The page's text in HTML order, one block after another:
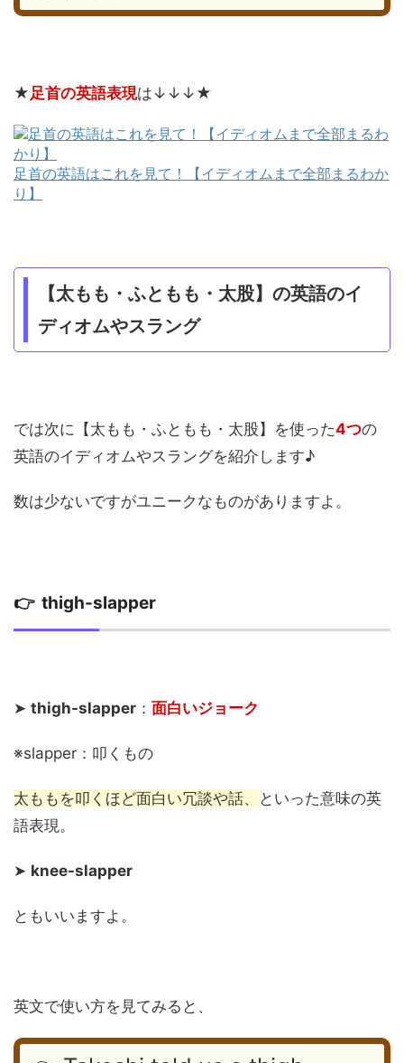
★足首の英語表現は↓↓↓★
足首の英語はこれを見て！【イディオムまで全部まるわか
り】
【太もも・ふともも・太股】の英語のイ
ディオムやスラング
では次に【太もも・ふともも・太股】を使った4つの
英語のイディオムやスラングを紹介します♪
数は少ないですがユニークなものがありますよ。
👉 thigh-slapper
➤ thigh-slapper ： 面白いジョーク
※slapper：叩くもの
太ももを叩くほど面白い冗談や話、
といった意味の英
語表現。
➤ knee-slapper
ともいいますよ。
英文で使い方を見てみると、